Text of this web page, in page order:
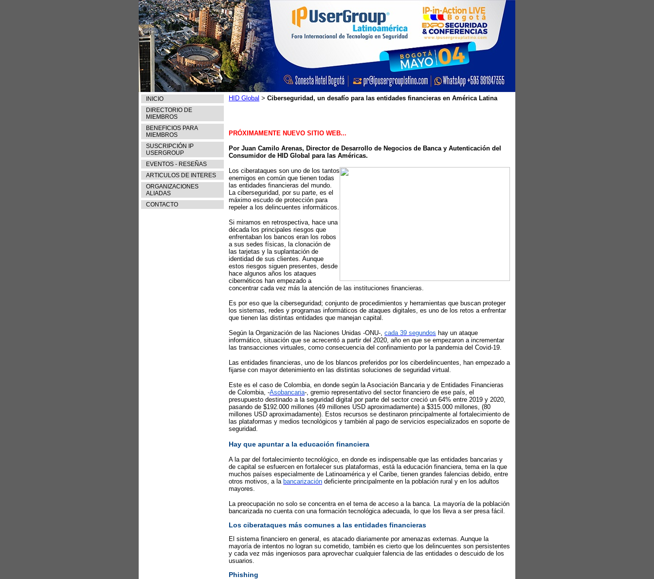
INICIO
DIRECTORIO DE
MIEMBROS
BENEFICIOS PARA
MIEMBROS
SUSCRIPCIÓN IP
USERGROUP
EVENTOS - RESEÑAS
ARTICULOS DE INTERES
ORGANIZACIONES
ALIADAS
CONTACTO
HID Global > Ciberseguridad, un desafío para las entidades financieras en América Latina
PRÓXIMAMENTE NUEVO SITIO WEB...
Por Juan Camilo Arenas, Director de Desarrollo de Negocios de Banca y Autenticación del
Consumidor de HID Global para las Américas.
Los ciberataques son uno de los tantos
enemigos en común que tienen todas
las entidades financieras del mundo.
La ciberseguridad, por su parte, es el
máximo escudo de protección para
repeler a los delincuentes informáticos.
Si miramos en retrospectiva, hace una
década los principales riesgos que
enfrentaban los bancos eran los robos
a sus sedes físicas, la clonación de
las tarjetas y la suplantación de
identidad de sus clientes. Aunque
estos riesgos siguen presentes, desde
hace algunos años los ataques
cibernéticos han empezado a
concentrar cada vez más la atención de las instituciones financieras.
Es por eso que la ciberseguridad; conjunto de procedimientos y herramientas que buscan proteger
los sistemas, redes y programas informáticos de ataques digitales, es uno de los retos a enfrentar
que tienen las distintas entidades que manejan capital.
Según la Organización de las Naciones Unidas -ONU-, cada 39 segundos hay un ataque
informático, situación que se acrecentó a partir del 2020, año en que se empezaron a incrementar
las transacciones virtuales, como consecuencia del confinamiento por la pandemia del Covid-19.
Las entidades financieras, uno de los blancos preferidos por los ciberdelincuentes, han empezado a
fijarse con mayor detenimiento en las distintas soluciones de seguridad virtual.
Este es el caso de Colombia, en donde según la Asociación Bancaria y de Entidades Financieras
de Colombia, -Asobancaria-, gremio representativo del sector financiero de ese país, el
presupuesto destinado a la seguridad digital por parte del sector creció un 64% entre 2019 y 2020,
pasando de $192.000 millones (49 millones USD aproximadamente) a $315.000 millones, (80
millones USD aproximadamente). Estos recursos se destinaron principalmente al fortalecimiento de
las plataformas y medios tecnológicos y también al pago de servicios especializados en soporte de
seguridad.
Hay que apuntar a la educación financiera
A la par del fortalecimiento tecnológico, en donde es indispensable que las entidades bancarias y
de capital se esfuercen en fortalecer sus plataformas, está la educación financiera, tema en la que
muchos países especialmente de Latinoamérica y el Caribe, tienen grandes falencias debido, entre
otros motivos, a la bancarización deficiente principalmente en la población rural y en los adultos
mayores.
La preocupación no solo se concentra en el tema de acceso a la banca. La mayoría de la población
bancarizada no cuenta con una formación tecnológica adecuada, lo que los lleva a ser presa fácil.
Los ciberataques más comunes a las entidades financieras
El sistema financiero en general, es atacado diariamente por amenazas externas. Aunque la
mayoría de intentos no logran su cometido, también es cierto que los delincuentes son persistentes
y cada vez más ingeniosos para aprovechar cualquier falencia de las entidades o descuido de los
usuarios.
Phishing